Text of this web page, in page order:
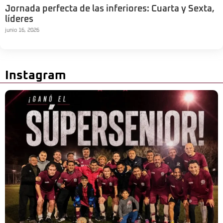
Jornada perfecta de las inferiores: Cuarta y Sexta,
líderes
junio 16, 2026
Instagram